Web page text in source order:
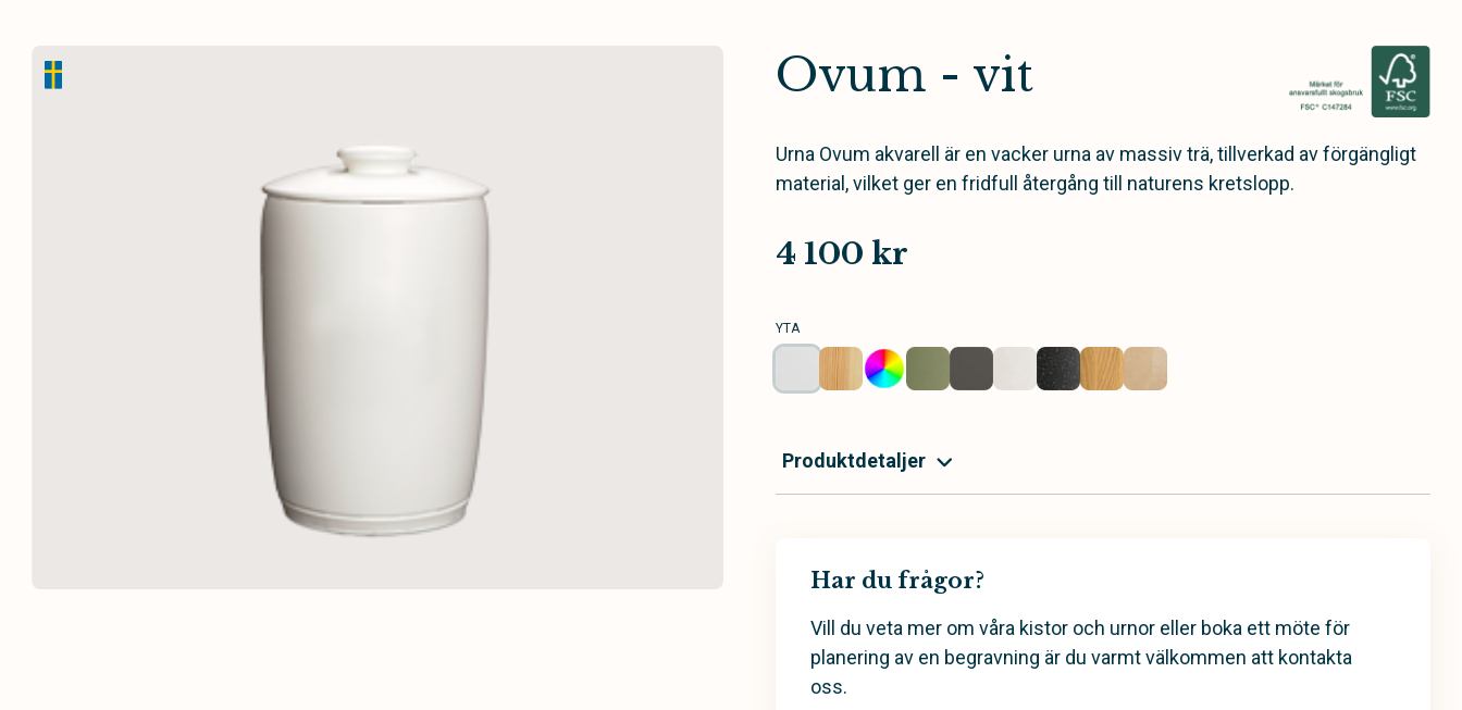
Ovum - vit
Urna Ovum akvarell är en vacker urna av massiv trä, tillverkad av förgängligt
material, vilket ger en fridfull återgång till naturens kretslopp.
4 100 kr
YTA
Produktdetaljer
Har du frågor?
Vill du veta mer om våra kistor och urnor eller boka ett möte för
planering av en begravning är du varmt välkommen att kontakta
oss.